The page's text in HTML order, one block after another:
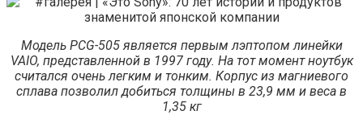
Модель PCG-505 является первым лэптопом линейки
VAIO, представленной в 1997 году. На тот момент ноутбук
считался очень легким и тонким. Корпус из магниевого
сплава позволил добиться толщины в 23,9 мм и веса в
1,35 кг